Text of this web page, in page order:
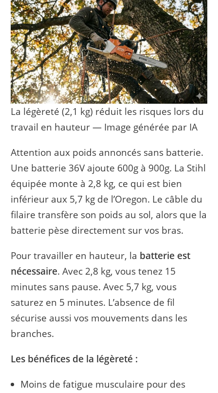
La légèreté (2,1 kg) réduit les risques lors du
travail en hauteur — Image générée par IA
Attention aux poids annoncés sans batterie.
Une batterie 36V ajoute 600g à 900g. La Stihl
équipée monte à 2,8 kg, ce qui est bien
inférieur aux 5,7 kg de l’Oregon. Le câble du
filaire transfère son poids au sol, alors que la
batterie pèse directement sur vos bras.
Pour travailler en hauteur, la batterie est
nécessaire. Avec 2,8 kg, vous tenez 15
minutes sans pause. Avec 5,7 kg, vous
saturez en 5 minutes. L’absence de fil
sécurise aussi vos mouvements dans les
branches.
Les bénéfices de la légèreté :
Moins de fatigue musculaire pour des